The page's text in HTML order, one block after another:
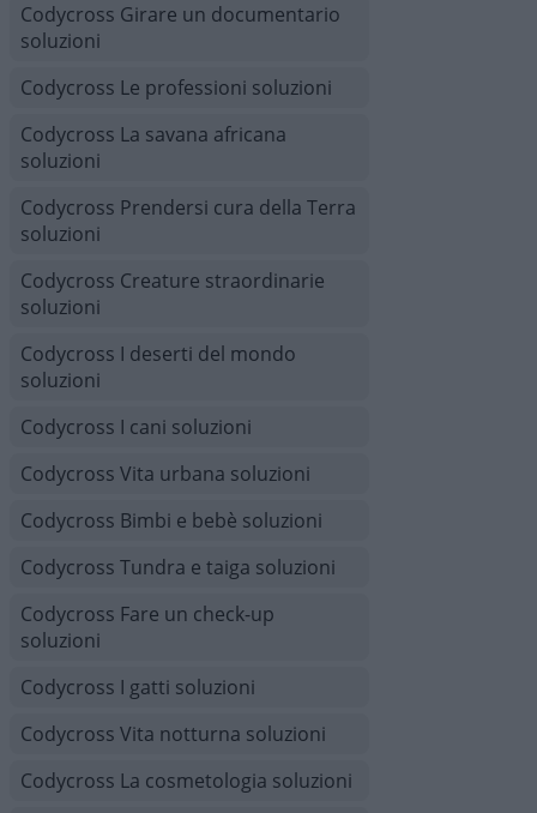
Codycross Girare un documentario
soluzioni
Codycross Le professioni soluzioni
Codycross La savana africana
soluzioni
Codycross Prendersi cura della Terra
soluzioni
Codycross Creature straordinarie
soluzioni
Codycross I deserti del mondo
soluzioni
Codycross I cani soluzioni
Codycross Vita urbana soluzioni
Codycross Bimbi e bebè soluzioni
Codycross Tundra e taiga soluzioni
Codycross Fare un check-up
soluzioni
Codycross I gatti soluzioni
Codycross Vita notturna soluzioni
Codycross La cosmetologia soluzioni